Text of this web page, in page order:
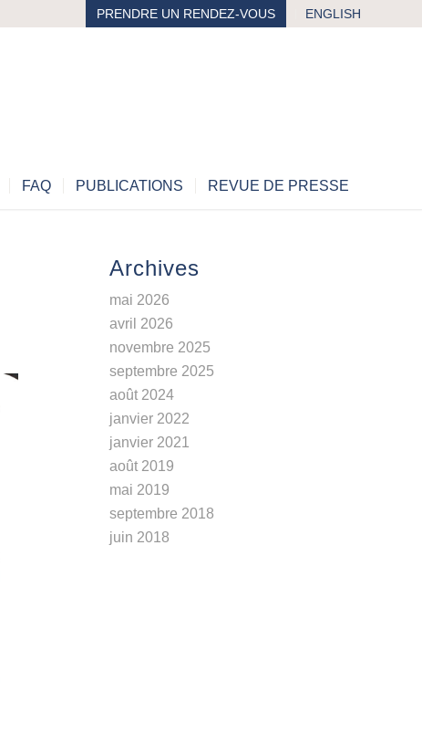
PRENDRE UN RENDEZ-VOUS ENGLISH
FAQ PUBLICATIONS REVUE DE PRESSE
Archives
mai 2026
avril 2026
novembre 2025
septembre 2025
août 2024
janvier 2022
janvier 2021
août 2019
mai 2019
septembre 2018
juin 2018